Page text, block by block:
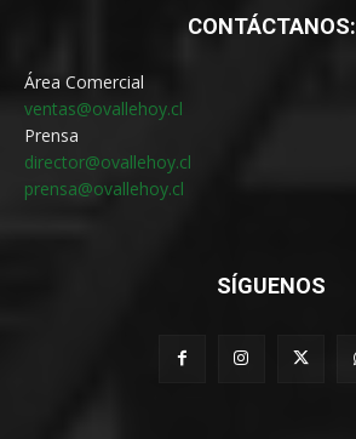
CONTÁCTANOS:
Área Comercial
ventas@ovallehoy.cl
Prensa
director@ovallehoy.cl
prensa@ovallehoy.cl
SÍGUENOS